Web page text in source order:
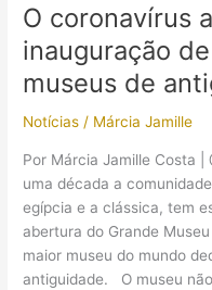
que
abrigará
múmias
faraós
O coronavírus
inauguração
museus de
Notícias / Márcia Jamille
Por Márcia Jamille Costa |
uma década a
egípcia e a clássica, tem
abertura do Grande
maior museu do mundo
antiguidade. O museu